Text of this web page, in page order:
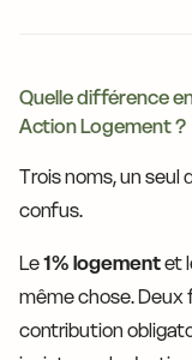
Quelle différence
Action Logement ?
Trois noms, un seul
confus.
Le1% logementet
même chose. Deux
contribution